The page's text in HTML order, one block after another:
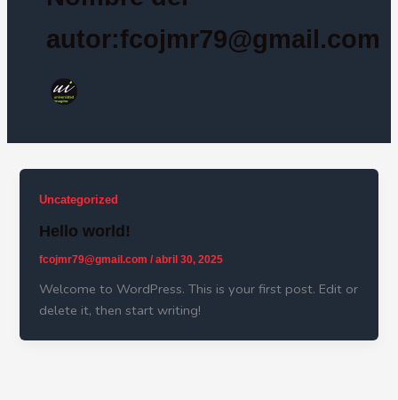
autor:fcojmr79@gmail.com
Uncategorized
Hello world!
fcojmr79@gmail.com/abril 30, 2025
Welcome to WordPress. This is your first post. Edit or
delete it, then start writing!